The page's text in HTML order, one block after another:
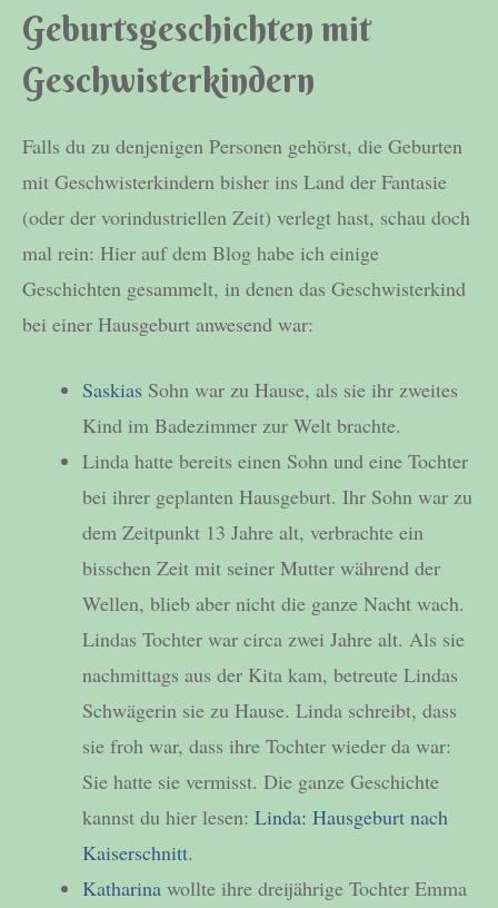
Geburtsgeschichten mit
Geschwisterkindern
Falls du zu denjenigen Personen gehörst, die Geburten
mit Geschwisterkindern bisher ins Land der Fantasie
(oder der vorindustriellen Zeit) verlegt hast, schau doch
mal rein: Hier auf dem Blog habe ich einige
Geschichten gesammelt, in denen das Geschwisterkind
bei einer Hausgeburt anwesend war:
Saskias Sohn war zu Hause, als sie ihr zweites
Kind im Badezimmer zur Welt brachte.
Linda hatte bereits einen Sohn und eine Tochter
bei ihrer geplanten Hausgeburt. Ihr Sohn war zu
dem Zeitpunkt 13 Jahre alt, verbrachte ein
bisschen Zeit mit seiner Mutter während der
Wellen, blieb aber nicht die ganze Nacht wach.
Lindas Tochter war circa zwei Jahre alt. Als sie
nachmittags aus der Kita kam, betreute Lindas
Schwägerin sie zu Hause. Linda schreibt, dass
sie froh war, dass ihre Tochter wieder da war:
Sie hatte sie vermisst. Die ganze Geschichte
kannst du hier lesen: Linda: Hausgeburt nach
Kaiserschnitt.
Katharina wollte ihre dreijährige Tochter Emma